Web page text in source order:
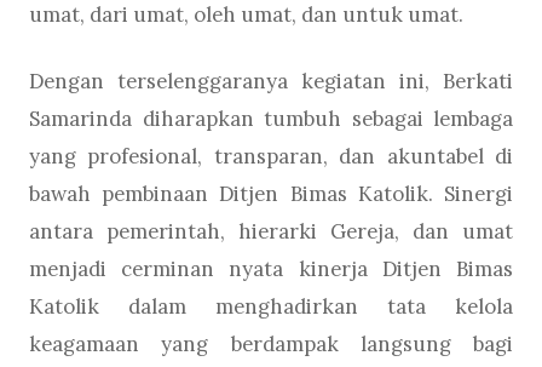
umat, dari umat, oleh umat, dan untuk umat.
Dengan terselenggaranya kegiatan ini, Berkati
Samarinda diharapkan tumbuh sebagai lembaga
yang profesional, transparan, dan akuntabel di
bawah pembinaan Ditjen Bimas Katolik. Sinergi
antara pemerintah, hierarki Gereja, dan umat
menjadi cerminan nyata kinerja Ditjen Bimas
Katolik dalam menghadirkan tata kelola
keagamaan yang berdampak langsung bagi